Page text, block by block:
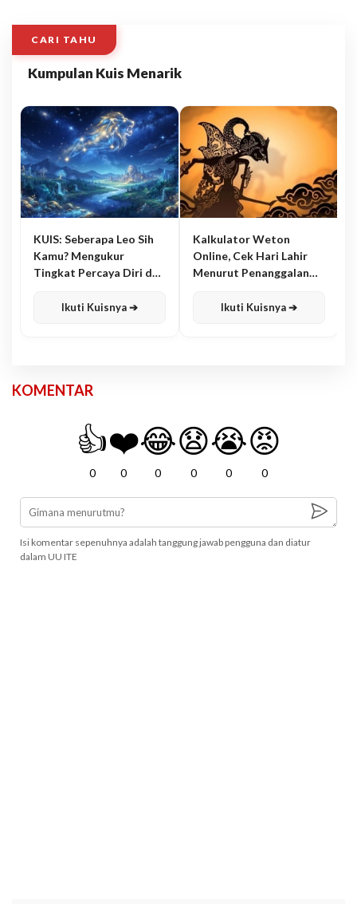
CARI TAHU
Kumpulan Kuis Menarik
KUIS: Seberapa Leo Sih
Kamu? Mengukur
Tingkat Percaya Diri dan
Ikuti Kuisnya ➔
Kalkulator Weton
Online, Cek Hari Lahir
Menurut Penanggalan
Ikuti Kuisnya ➔
KOMENTAR
👍
0
❤️
0
😂
0
😧
0
😭
0
😡
0
Isi komentar sepenuhnya adalah tanggung jawab pengguna dan diatur
dalam UU ITE